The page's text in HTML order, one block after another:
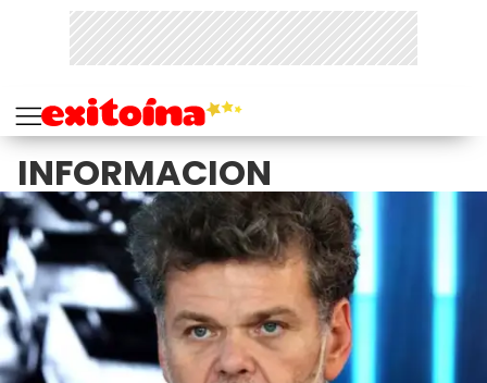
INFORMACION